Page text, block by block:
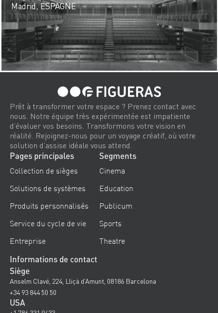
Madrid, ESPAGNE
Prêt à transformer votre espace ? Prenez contact avec
nous. Notre équipe très expérimentée est impatiente
d’évaluer vos besoins. Transformons votre vision en
réalité. Rejoignez-nous pour un voyage créatif, où votre
solution d’assise idéale vous attend.
Pages principales
Collection de sièges
Solutions de systèmes
Produits personnalisés
Service du cycle de vie
Entreprise
Segments
Cinema
Education
Publicum
Sports
Theatre
Informations de contact
Siège
Anselm Clavé, 224, Lliçà d’Amunt, 08186 Barcelona
+34 93 844 50 50
USA